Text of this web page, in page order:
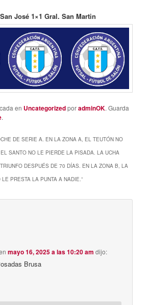
José 1×1 Gral. San Martin
en UncategorizedporadminOK. Guarda
.
DE SERIE A. EN LA ZONA A, EL TEUTÓN NO
SANTO NO LE PIERDE LA PISADA. LA UCHA
DESPUÉS DE 70 DÍAS. EN LA ZONA B, LA
PRESTA LA PUNTA A NADIE.”
mayo 16, 2025 a las 10:20 am dijo:
Brusa